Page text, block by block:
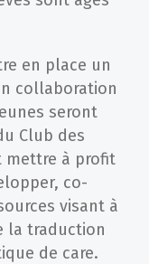
en place un
collaboration
seront
Club des
mettre à profit
co-
visant à
la traduction
de care.